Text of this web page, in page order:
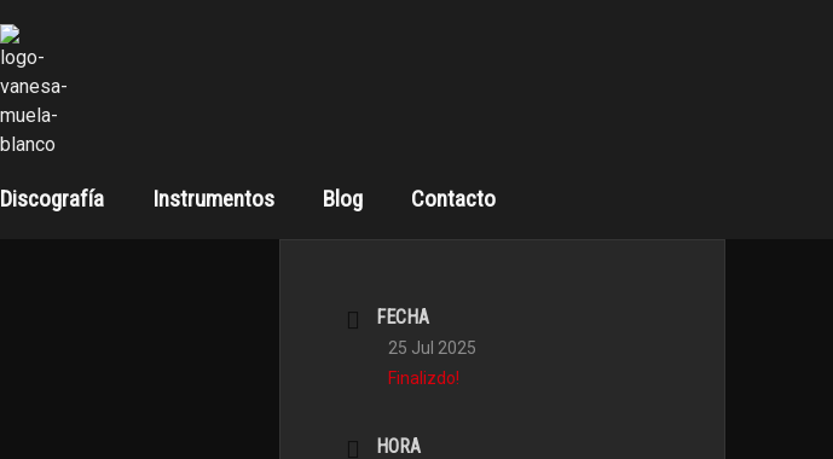
Discografía Instrumentos Blog Contacto
FECHA
25 Jul 2025
Finalizdo!
HORA